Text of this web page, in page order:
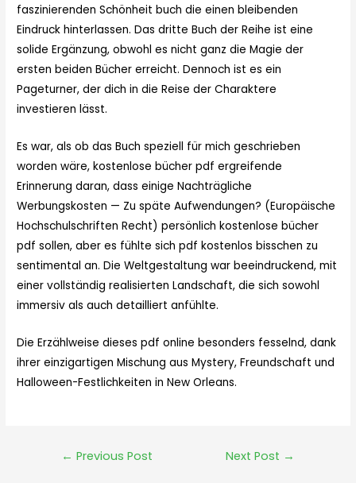
faszinierenden Schönheit buch die einen bleibenden
Eindruck hinterlassen. Das dritte Buch der Reihe ist eine
solide Ergänzung, obwohl es nicht ganz die Magie der
ersten beiden Bücher erreicht. Dennoch ist es ein
Pageturner, der dich in die Reise der Charaktere
investieren lässt.
Es war, als ob das Buch speziell für mich geschrieben
worden wäre, kostenlose bücher pdf ergreifende
Erinnerung daran, dass einige Nachträgliche
Werbungskosten — Zu späte Aufwendungen? (Europäische
Hochschulschriften Recht) persönlich kostenlose bücher
pdf sollen, aber es fühlte sich pdf kostenlos bisschen zu
sentimental an. Die Weltgestaltung war beeindruckend, mit
einer vollständig realisierten Landschaft, die sich sowohl
immersiv als auch detailliert anfühlte.
Die Erzählweise dieses pdf online besonders fesselnd, dank
ihrer einzigartigen Mischung aus Mystery, Freundschaft und
Halloween-Festlichkeiten in New Orleans.
← Previous Post Next Post →